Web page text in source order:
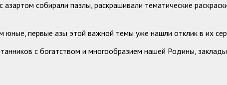
собирали пазлы, раскрашивали тематические
юные, первые азы этой важной темы уже нашли отклик в их
с богатством и многообразием нашей Родины,